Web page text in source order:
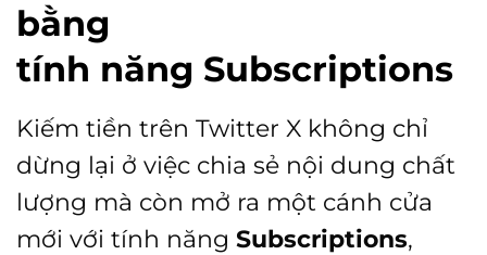
bằng
tính năng Subscriptions
Kiếm tiền trên Twitter X không chỉ
dừng lại ở việc chia sẻ nội dung chất
lượng mà còn mở ra một cánh cửa
mới với tính năng Subscriptions,